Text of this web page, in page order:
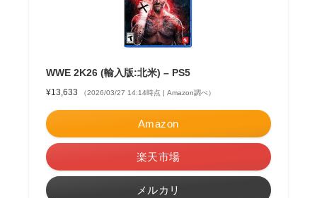
WWE 2K26 (輸入版:北米) – PS5
¥13,633 （2026/03/27 14:14時点 | Amazon調べ）
Amazon
楽天市場
メルカリ